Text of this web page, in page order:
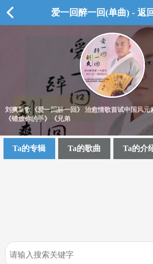
爱一回醉一回(单曲) - 返
刘爽新歌《爱一回醉一回》 治愈情歌首试中国风元
《错放你的手》《兄弟
Ta的专辑 Ta的歌曲 Ta的介